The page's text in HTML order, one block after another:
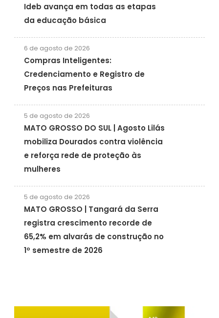
Ideb avança em todas as etapas
da educação básica
6 de agosto de 2026
Compras Inteligentes:
Credenciamento e Registro de
Preços nas Prefeituras
5 de agosto de 2026
MATO GROSSO DO SUL | Agosto Lilás
mobiliza Dourados contra violência
e reforça rede de proteção às
mulheres
5 de agosto de 2026
MATO GROSSO | Tangará da Serra
registra crescimento recorde de
65,2% em alvarás de construção no
1º semestre de 2026